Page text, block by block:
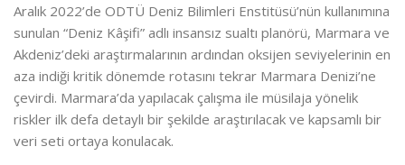
Aralık 2022’de ODTÜ Deniz Bilimleri Enstitüsü’nün kullanımına
sunulan “Deniz Kâşifi” adlı insansız sualtı planörü, Marmara ve
Akdeniz’deki araştırmalarının ardından oksijen seviyelerinin en
aza indiği kritik dönemde rotasını tekrar Marmara Denizi’ne
çevirdi. Marmara’da yapılacak çalışma ile müsilaja yönelik
riskler ilk defa detaylı bir şekilde araştırılacak ve kapsamlı bir
veri seti ortaya konulacak.